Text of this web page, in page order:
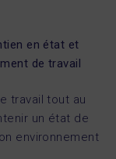
en état et
de travail
travail tout au
un état de
environnement